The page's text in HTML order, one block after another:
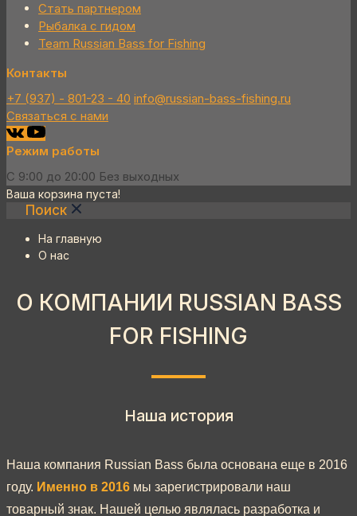
Стать партнером
Рыбалка с гидом
Team Russian Bass for Fishing
Контакты
+7 (937) - 801-23 - 40 info@russian-bass-fishing.ru
Связаться с нами
Режим работы
C 9:00 до 20:00 Без выходных
Ваша корзина пуста!
Поиск
На главную
О нас
О КОМПАНИИ RUSSIAN BASS
FOR FISHING
Наша история
Наша компания Russian Bass была основана еще в 2016
году. Именно в 2016 мы зарегистрировали наш
товарный знак. Нашей целью являлась разработка и